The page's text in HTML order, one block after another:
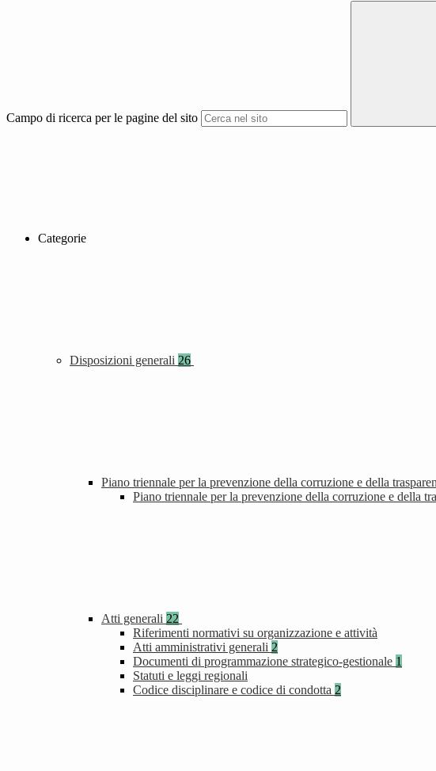
Campo di ricerca per le pagine del sito
Categorie
Disposizioni generali 26
Piano triennale per la prevenzione della corruzione e della
Piano triennale per la prevenzione della corruzione e della
Atti generali 22
Riferimenti normativi su organizzazione e attività
Atti amministrativi generali 2
Documenti di programmazione strategico-gestionale 1
Statuti e leggi regionali
Codice disciplinare e codice di condotta 2